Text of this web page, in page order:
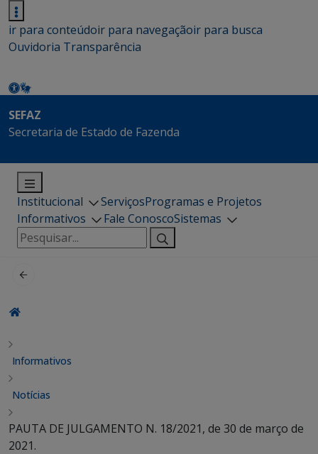
ir para conteúdoir para navegaçãoir para busca
Ouvidoria Transparência
SEFAZ
Secretaria de Estado de Fazenda
Institucional ServiçosProgramas e Projetos
Informativos
Fale ConoscoSistemas
Pesquisar
por:
Informativos
Notícias
PAUTA DE JULGAMENTO N. 18/2021, de 30 de março de
2021.